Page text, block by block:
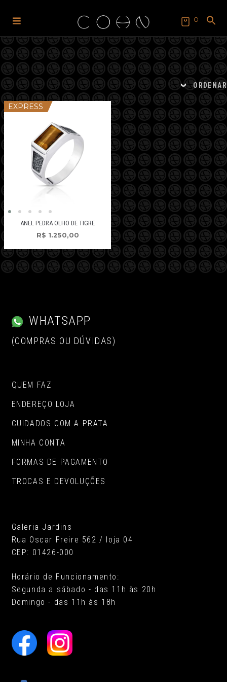
navegação
o
conteúdo
0
SEARCH
FOR:
Search Button
ORDENAR
EXPRESS
ANEL PEDRA OLHO DE TIGRE
R$ 1.250,00
WHATSAPP
(COMPRAS OU DÚVIDAS)
QUEM FAZ
ENDEREÇO LOJA
CUIDADOS COM A PRATA
MINHA CONTA
FORMAS DE PAGAMENTO
TROCAS E DEVOLUÇÕES
Galeria Jardins
Rua Oscar Freire 562 / loja 04
CEP: 01426-000
Horário de Funcionamento:
Segunda a sábado - das 11h às 20h
Domingo - das 11h às 18h